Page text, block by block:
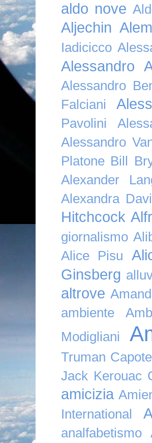
aldo nove
Aljechin
Iadicicco
Alessandro
Alessandro
Falciani
Pavolini
Alessandro
Platone Bill
Alexander
Alexandra
Hitchcock
giornalismo
Alice Pisu
Ginsberg
altrove
ambiente
Modigliani
Truman
Jack Kerouac
amicizia
International
analfabetismo